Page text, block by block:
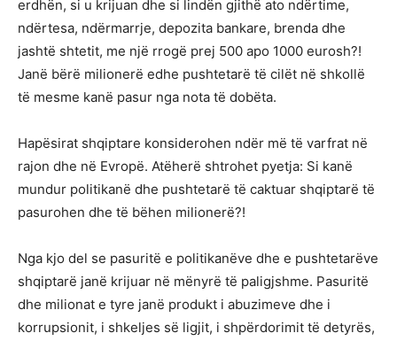
erdhën, si u krijuan dhe si lindën gjithë ato ndërtime,
ndërtesa, ndërmarrje, depozita bankare, brenda dhe
jashtë shtetit, me një rrogë prej 500 apo 1000 eurosh?!
Janë bërë milionerë edhe pushtetarë të cilët në shkollë
të mesme kanë pasur nga nota të dobëta.
Hapësirat shqiptare konsiderohen ndër më të varfrat në
rajon dhe në Evropë. Atëherë shtrohet pyetja: Si kanë
mundur politikanë dhe pushtetarë të caktuar shqiptarë të
pasurohen dhe të bëhen milionerë?!
Nga kjo del se pasuritë e politikanëve dhe e pushtetarëve
shqiptarë janë krijuar në mënyrë të paligjshme. Pasuritë
dhe milionat e tyre janë produkt i abuzimeve dhe i
korrupsionit, i shkeljes së ligjit, i shpërdorimit të detyrës,